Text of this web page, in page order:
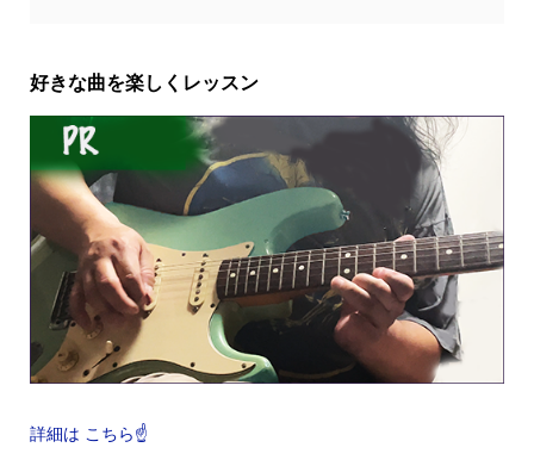
好きな曲を楽しくレッスン
詳細は こちら☝️